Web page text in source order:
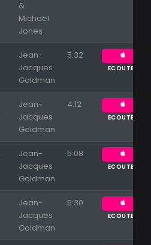
&
Michael
Jones
Jean-
Jacques
Goldman
5:32
ECOUTER
Jean-
Jacques
Goldman
4:12
ECOUTER
Jean-
Jacques
Goldman
5:08
ECOUTER
Jean-
Jacques
Goldman
5:30
ECOUTER